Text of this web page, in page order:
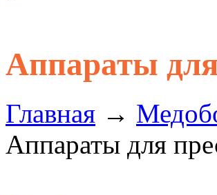
Аппараты
Главная →
Аппараты для